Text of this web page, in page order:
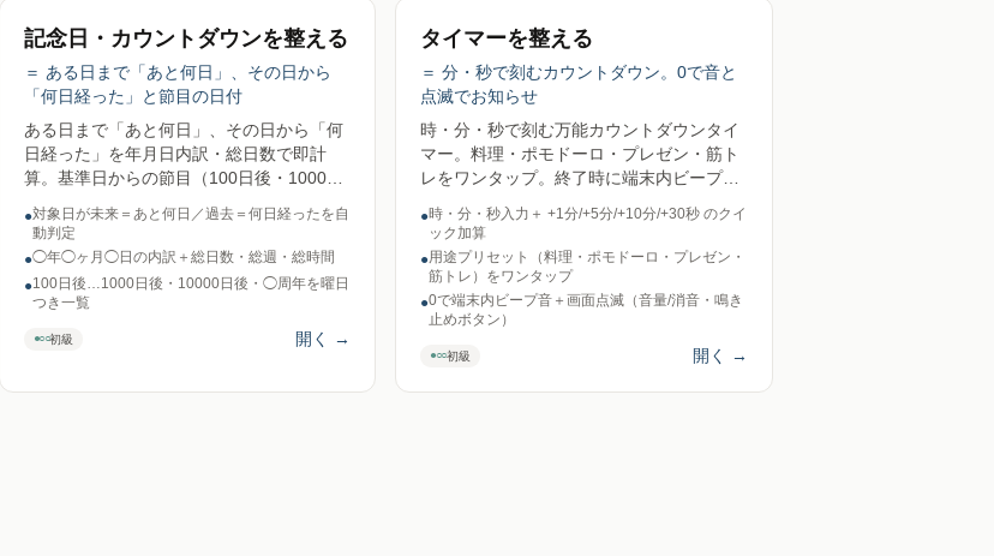
記念日・カウントダウンを整える
＝ ある日まで「あと何日」、その日から
「何日経った」と節目の日付
ある日まで「あと何日」、その日から「何
日経った」を年月日内訳・総日数で即計
算。基準日からの節目（100日後・1000日
曜日かも一覧化。送信ゼロ。
●対象日が未来＝あと何日／過去＝何日経ったを自
動判定
●◯年◯ヶ月◯日の内訳＋総日数・総週・総時間
●100日後…1000日後・10000日後・◯周年を曜日
つき一覧
●○○初級 開く →
タイマーを整える
＝ 分・秒で刻むカウントダウン。0で音と
点滅でお知らせ
時・分・秒で刻む万能カウントダウンタイ
マー。料理・ポモドーロ・プレゼン・筋ト
レをワンタップ。終了時に端末内ビープ音
り時間を表示。送信ゼロ。
●時・分・秒入力＋ +1分/+5分/+10分/+30秒 のクイ
ック加算
●用途プリセット（料理・ポモドーロ・プレゼン・
筋トレ）をワンタップ
●0で端末内ビープ音＋画面点滅（音量/消音・鳴き
止めボタン）
●○○初級 開く →